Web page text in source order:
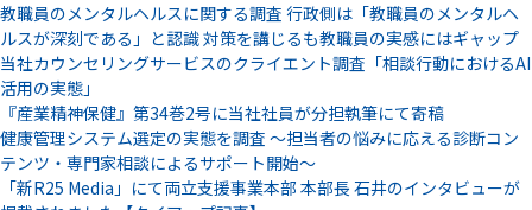
教職員のメンタルヘルスに関する調査 行政側は「教職員のメンタルヘ
ルスが深刻である」と認識 対策を講じるも教職員の実感にはギャップ
当社カウンセリングサービスのクライエント調査「相談行動におけるAI
活用の実態」
『産業精神保健』第34巻2号に当社社員が分担執筆にて寄稿
健康管理システム選定の実態を調査 ～担当者の悩みに応える診断コン
テンツ・専門家相談によるサポート開始～
「新R25 Media」にて両立支援事業本部 本部長 石井のインタビューが